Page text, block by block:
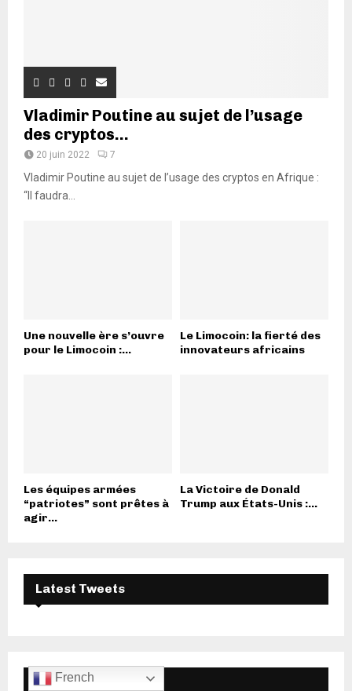
Vladimir Poutine au sujet de l’usage
des cryptos...
20 juin 2022 7
Vladimir Poutine au sujet de l’usage des cryptos en Afrique :
“Il faudra...
Une nouvelle ère s’ouvre
pour le Limocoin :...
Le Limocoin: la fierté des
innovateurs africains
Les équipes armées
“patriotes” sont prêtes à
agir...
La Victoire de Donald
Trump aux États-Unis :...
Latest Tweets
On Pinterest
French